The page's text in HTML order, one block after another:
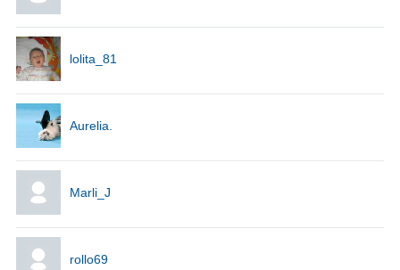
lolita_81
Aurelia.
Marli_J
rollo69